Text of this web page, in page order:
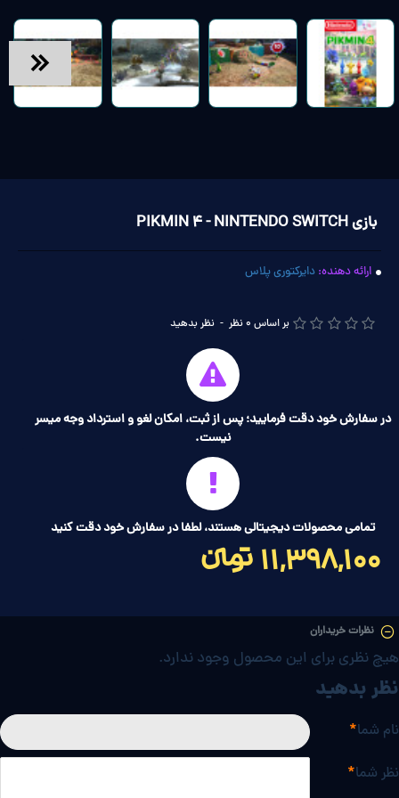
بازی PIKMIN 4 - NINTENDO SWITCH
ارائه دهنده: دایرکتوری پلاس
بر اساس 0 نظر - نظر بدهید
11,398,100 تومانءءء
در سفارش خود دقت فرمایید؛ پس از ثبت، امکان لغو و استرداد وجه میسر
نیست.
تمامی محصولات دیجیتالی هستند، لطفا در سفارش خود دقت کنید
نظرات خریداران
هیچ نظری برای این محصول وجود ندارد.
نظر بدهید
نام شما
نظر شما